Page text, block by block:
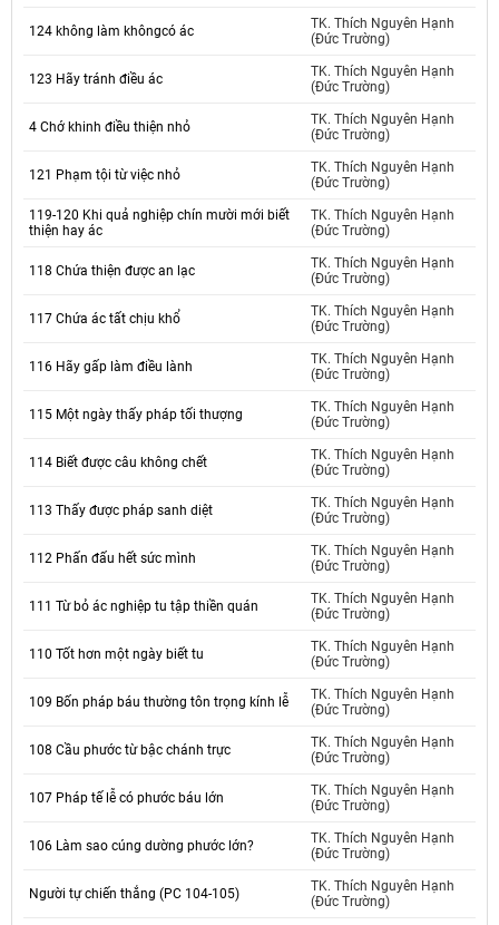
124 không làm khôngcó ác
TK. Thích Nguyên Hạnh
(Đức Trường)
123 Hãy tránh điều ác
TK. Thích Nguyên Hạnh
(Đức Trường)
4 Chớ khinh điều thiện nhỏ
TK. Thích Nguyên Hạnh
(Đức Trường)
121 Phạm tội từ việc nhỏ
TK. Thích Nguyên Hạnh
(Đức Trường)
119-120 Khi quả nghiệp chín mười mới biết
thiện hay ác
TK. Thích Nguyên Hạnh
(Đức Trường)
118 Chứa thiện được an lạc
TK. Thích Nguyên Hạnh
(Đức Trường)
117 Chứa ác tất chịu khổ
TK. Thích Nguyên Hạnh
(Đức Trường)
116 Hãy gấp làm điều lành
TK. Thích Nguyên Hạnh
(Đức Trường)
115 Một ngày thấy pháp tối thượng
TK. Thích Nguyên Hạnh
(Đức Trường)
114 Biết được câu không chết
TK. Thích Nguyên Hạnh
(Đức Trường)
113 Thấy được pháp sanh diệt
TK. Thích Nguyên Hạnh
(Đức Trường)
112 Phấn đấu hết sức mình
TK. Thích Nguyên Hạnh
(Đức Trường)
111 Từ bỏ ác nghiệp tu tập thiền quán
TK. Thích Nguyên Hạnh
(Đức Trường)
110 Tốt hơn một ngày biết tu
TK. Thích Nguyên Hạnh
(Đức Trường)
109 Bốn pháp báu thường tôn trọng kính lễ
TK. Thích Nguyên Hạnh
(Đức Trường)
108 Cầu phước từ bậc chánh trực
TK. Thích Nguyên Hạnh
(Đức Trường)
107 Pháp tế lễ có phước báu lớn
TK. Thích Nguyên Hạnh
(Đức Trường)
106 Làm sao cúng dường phước lớn?
TK. Thích Nguyên Hạnh
(Đức Trường)
Người tự chiến thắng (PC 104-105)
TK. Thích Nguyên Hạnh
(Đức Trường)